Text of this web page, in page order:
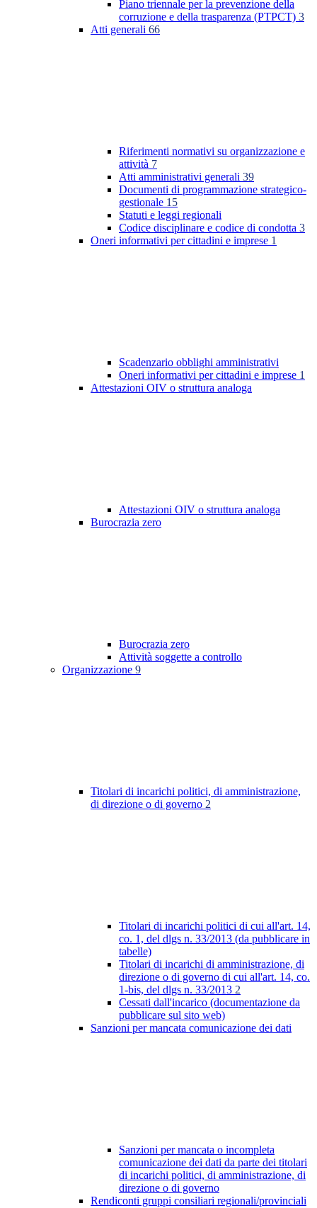
Piano triennale per la prevenzione della
corruzione e della trasparenza (PTPCT) 3
Atti generali 66
Riferimenti normativi su organizzazione e
attività 7
Atti amministrativi generali 39
Documenti di programmazione strategico-
gestionale 15
Statuti e leggi regionali
Codice disciplinare e codice di condotta 3
Oneri informativi per cittadini e imprese 1
Scadenzario obblighi amministrativi
Oneri informativi per cittadini e imprese 1
Attestazioni OIV o struttura analoga
Attestazioni OIV o struttura analoga
Burocrazia zero
Burocrazia zero
Attività soggette a controllo
Organizzazione 9
Titolari di incarichi politici, di amministrazione,
di direzione o di governo 2
Titolari di incarichi politici di cui all'art. 14,
co. 1, del dlgs n. 33/2013 (da pubblicare in
tabelle)
Titolari di incarichi di amministrazione, di
direzione o di governo di cui all'art. 14, co.
1-bis, del dlgs n. 33/2013 2
Cessati dall'incarico (documentazione da
pubblicare sul sito web)
Sanzioni per mancata comunicazione dei dati
Sanzioni per mancata o incompleta
comunicazione dei dati da parte dei titolari
di incarichi politici, di amministrazione, di
direzione o di governo
Rendiconti gruppi consiliari regionali/provinciali